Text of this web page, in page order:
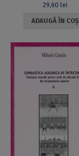
29,60 lei
ADAUGĂ ÎN COȘ